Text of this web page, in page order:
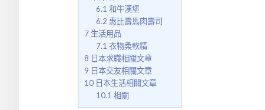
6.1 和牛漢堡
6.2 惠比壽馬肉壽司
7 生活用品
7.1 衣物柔軟精
8 日本求職相關文章
9 日本交友相關文章
10 日本生活相關文章
10.1 相關